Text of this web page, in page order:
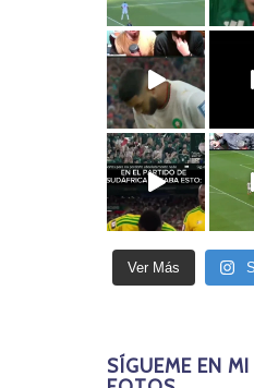
Ver Más
SÍGUEME EN